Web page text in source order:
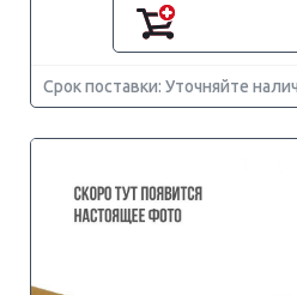
Срок поставки: Уточняйте